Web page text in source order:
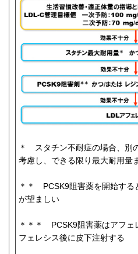
＊ スタチン不耐症の場合、別
考慮し、できる限り最大耐用量
＊＊ PCSK9阻害薬を開始する
が望ましい
＊＊＊ PCSK9阻害薬はアフェ
フェレシス後に皮下注射する